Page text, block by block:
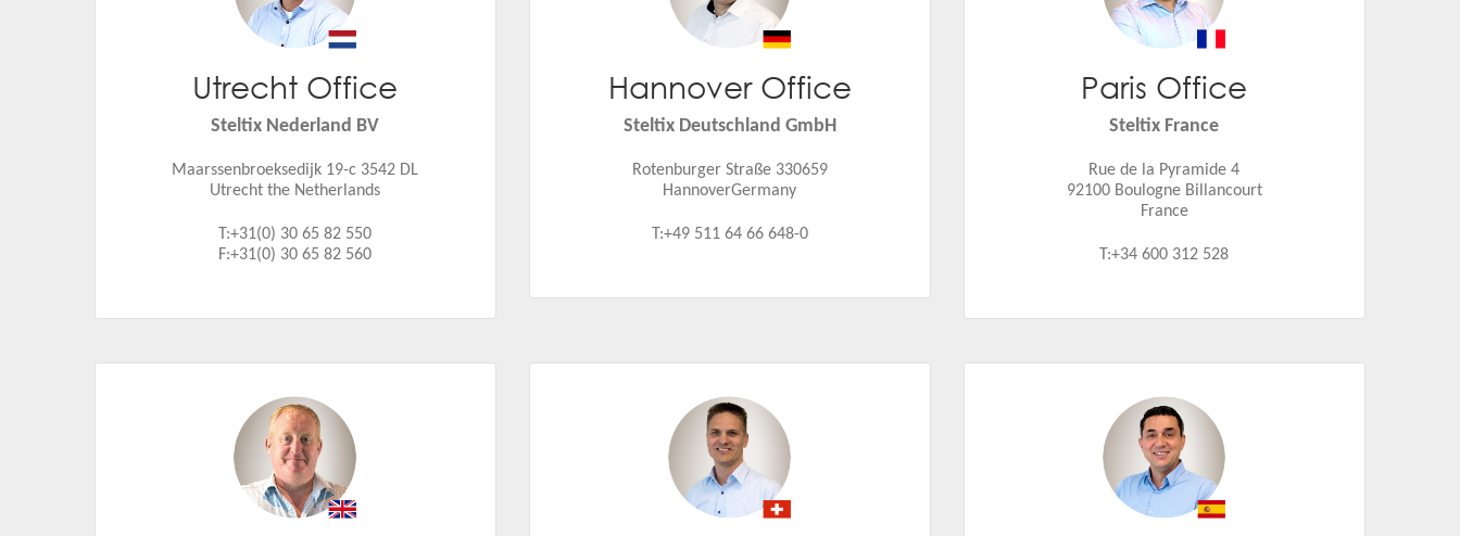
Utrecht Office
Steltix Nederland BV
Maarssenbroeksedijk 19-c 3542 DL
Utrecht the Netherlands
T:+31(0) 30 65 82 550
F:+31(0) 30 65 82 560
Jan Jaap Weerstand
jan.jaap.weerstand@steltix.com
Hannover Office
Steltix Deutschland GmbH
Rotenburger Straße 330659
HannoverGermany
T:+49 511 64 66 648-0
Fabian Klose
Email:
fabian.klose@steltix.com
Paris Office
Steltix France
Rue de la Pyramide 4
92100 Boulogne Billancourt
France
T:+34 600 312 528
David Lahuerta
david.lahuerta@steltix.com